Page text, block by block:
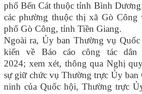
phố Bến Cát thuộc tỉnh Bình
các phường thuộc thị xã Gò Công
phố Gò Công, tỉnh Tiền Giang.
Ngoài ra, Ủy ban Thường vụ
kiến về Báo cáo công tác dân
2024; xem xét, thông qua Nghị
sự giữ chức vụ Thường trực Ủy ban
ninh của Quốc hội, Thường trực